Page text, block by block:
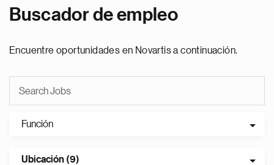
Buscador de empleo
Encuentre oportunidades en Novartis a continuación.
Función
Ubicación (9)